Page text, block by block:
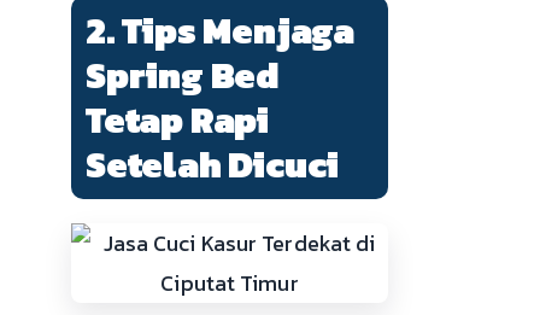
2. Tips Menjaga
Spring Bed
Tetap Rapi
Setelah Dicuci